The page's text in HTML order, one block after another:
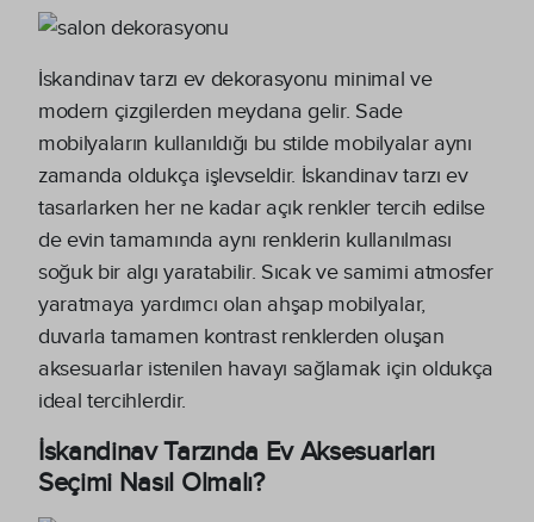
İskandinav tarzı ev dekorasyonu minimal ve
modern çizgilerden meydana gelir. Sade
mobilyaların kullanıldığı bu stilde mobilyalar aynı
zamanda oldukça işlevseldir. İskandinav tarzı ev
tasarlarken her ne kadar açık renkler tercih edilse
de evin tamamında aynı renklerin kullanılması
soğuk bir algı yaratabilir. Sıcak ve samimi atmosfer
yaratmaya yardımcı olan ahşap mobilyalar,
duvarla tamamen kontrast renklerden oluşan
aksesuarlar istenilen havayı sağlamak için oldukça
ideal tercihlerdir.
İskandinav Tarzında Ev Aksesuarları
Seçimi Nasıl Olmalı?